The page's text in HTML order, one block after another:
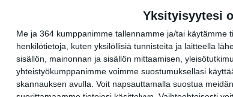
Yksityisyytesi
Me ja 364 kumppanimme tallennamme ja/tai käytämme
henkilötietoja, kuten yksilöllisiä tunnisteita ja laitteella
sisällön, mainonnan ja sisällön mittaamisen,
yhteistyökumppanimme voimme suostumuksellasi
skannauksen avulla. Voit napsauttamalla suostua
kerrostalohuoneiston eteistilasta ahtaan ja
ensiksi välioven avaaminen, sen jälkeen kerrostaso-
kerrostaso-oven sulkeminen voi olla vaivalloista ja
Yksilehtinen ovi varmistaa, että rappukäytävän
tarvitsee sulkea vain yksi ovi. Lisäksi esimerkiksi
18 mm, mikä parantaa esteettömyyttä ja tekee